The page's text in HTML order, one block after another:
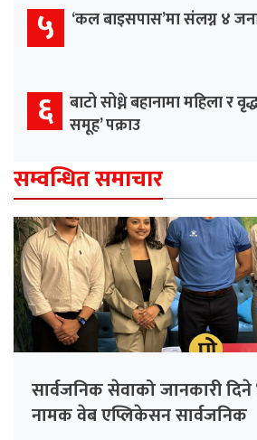
५ ‘कल बाइसपास’मा संलग्न ४
६ बाटो सोध्ने बहानामा महिला र
समूह’ पक्राउ
सम्वन्धित समाचार
सार्वजनिक सेवाको जानकारी दिने
नामक वेब एप्लिकेसन सार्वजनिक